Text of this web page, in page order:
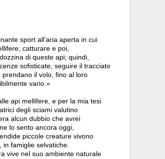
sport all’aria aperta in cui
catturare e poi,
di queste api; quindi,
sofisticate, seguire il tracciato
il volo, fino al loro
vario.»
api mellifere, e per la mia tesi
degli sciami valutino
alcun dubbio che avrei
lo sento ancora oggi,
piccole creature vivono
famiglie selvatiche.
vive nel suo ambiente naturale